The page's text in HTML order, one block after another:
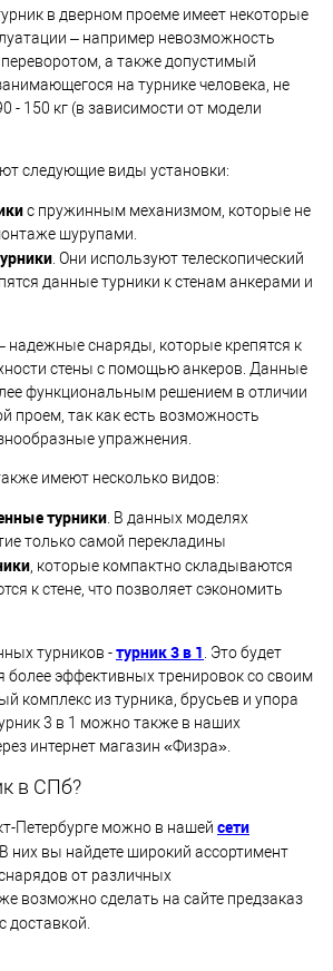
в дверном проеме имеет некоторые
– например невозможность
а также допустимый
на турнике человека, не
- 150 кг (в зависимости от модели
следующие виды установки:
с пружинным механизмом, которые не
шурупами.
. Они используют телескопический
данные турники к стенам анкерами и
надежные снаряды, которые крепятся к
стены с помощью анкеров. Данные
функциональным решением в отличии
проем, так как есть возможность
упражнения.
имеют несколько видов:
турники . В данных моделях
только самой перекладины
, которые компактно складываются
к стене, что позволяет сэкономить
турников -турник 3 в 1 . Это будет
эффективных тренировок со своим
комплекс из турника, брусьев и упора
3 в 1 можно также в наших
интернет магазин «Физра».
в СПб?
Петербурге можно в нашей сети
. В них вы найдете широкий ассортимент
от различных
возможно сделать на сайте предзаказ
с доставкой.